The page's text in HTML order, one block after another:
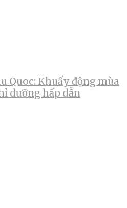
Quoc: Khuấy động mùa
dưỡng hấp dẫn